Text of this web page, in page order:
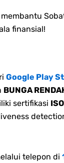
finansial!
Google Play
BUNGA
sertifikasi ISO
telepon di